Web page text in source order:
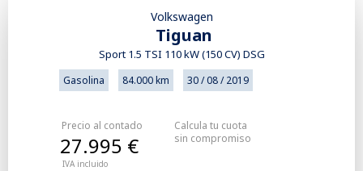
Volkswagen
Tiguan
Sport 1.5 TSI 110 kW (150 CV) DSG
Gasolina 84.000 km 30 / 08 / 2019
Precio al contado
IVA incluido
27.995 €
Calcula tu cuota
sin compromiso